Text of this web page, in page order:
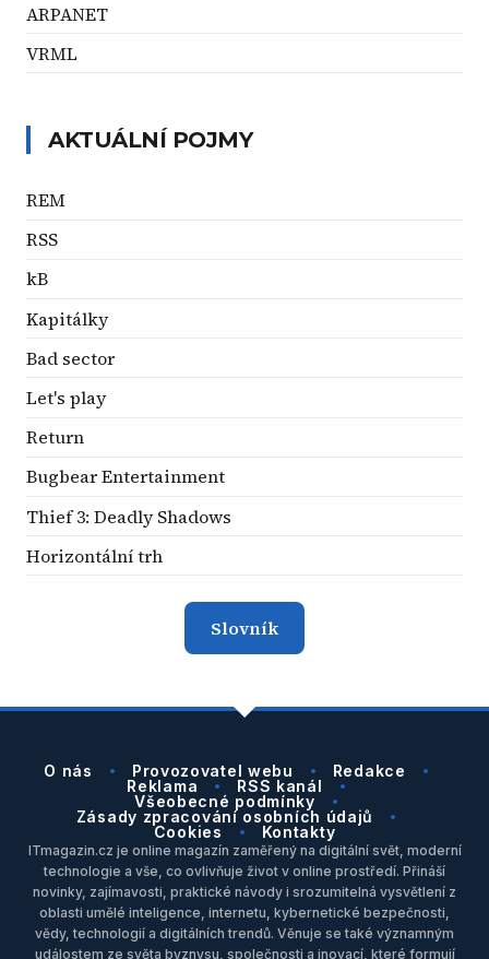
ARPANET
VRML
AKTUÁLNÍ POJMY
REM
RSS
kB
Kapitálky
Bad sector
Let's play
Return
Bugbear Entertainment
Thief 3: Deadly Shadows
Horizontální trh
Slovník
O nás Provozovatel webu
Redakce
Reklama
RSS kanál
Všeobecné podmínky
Zásady zpracování osobních údajů
Cookies
Kontakty
ITmagazin.cz je online magazín zaměřený na digitální svět, moderní
technologie a vše, co ovlivňuje život v online prostředí. Přináší
novinky, zajímavosti, praktické návody i srozumitelná vysvětlení z
oblasti umělé inteligence, internetu, kybernetické bezpečnosti,
vědy, technologií a digitálních trendů. Věnuje se také významným
událostem ze světa byznysu, společnosti a inovací, které formují